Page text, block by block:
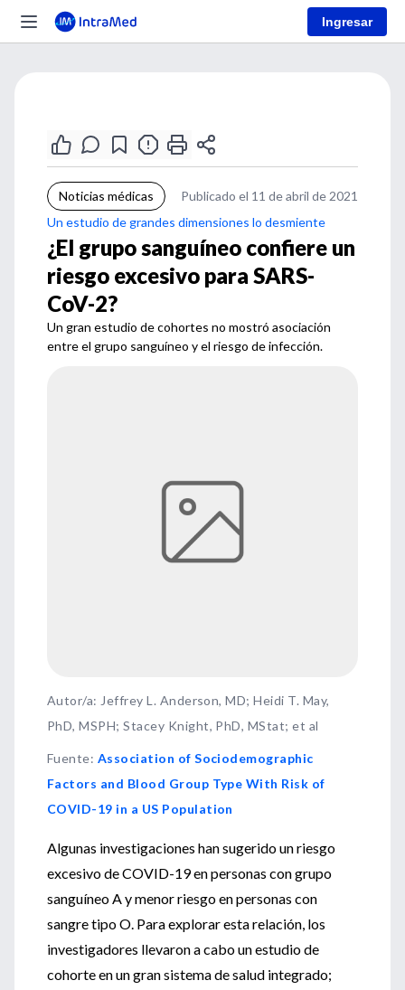
Ingresar
Noticias médicas
Publicado el 11 de abril de 2021
Un estudio de grandes dimensiones lo desmiente
¿El grupo sanguíneo confiere un
riesgo excesivo para SARS-
CoV-2?
Un gran estudio de cohortes no mostró asociación
entre el grupo sanguíneo y el riesgo de infección.
Autor/a: Jeffrey L. Anderson, MD; Heidi T. May,
PhD, MSPH; Stacey Knight, PhD, MStat; et al
Fuente: Association of Sociodemographic
Factors and Blood Group Type With Risk of
COVID-19 in a US Population
Algunas investigaciones han sugerido un riesgo
excesivo de COVID-19 en personas con grupo
sanguíneo A y menor riesgo en personas con
sangre tipo O. Para explorar esta relación, los
investigadores llevaron a cabo un estudio de
cohorte en un gran sistema de salud integrado;